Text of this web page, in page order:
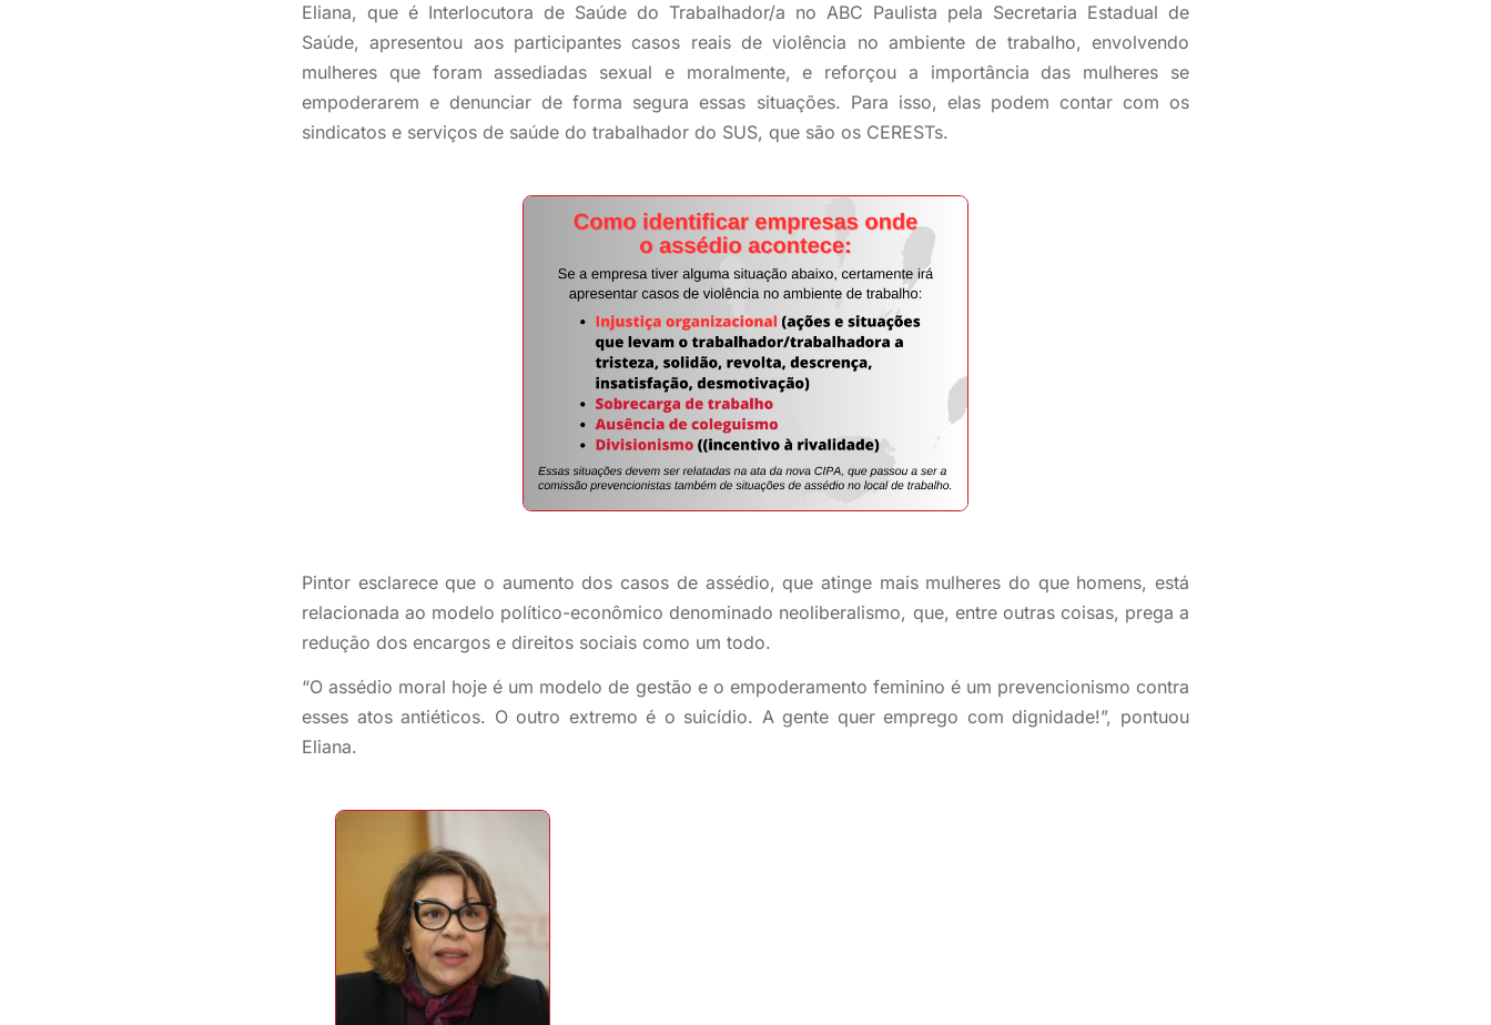
Eliana, que é Interlocutora de Saúde do Trabalhador/a no ABC Paulista pela Secretaria Estadual de
Saúde, apresentou aos participantes casos reais de violência no ambiente de trabalho, envolvendo
mulheres que foram assediadas sexual e moralmente, e reforçou a importância das mulheres se
empoderarem e denunciar de forma segura essas situações. Para isso, elas podem contar com os
sindicatos e serviços de saúde do trabalhador do SUS, que são os CERESTs.
Pintor esclarece que o aumento dos casos de assédio, que atinge mais mulheres do que homens, está
relacionada ao modelo político-econômico denominado neoliberalismo, que, entre outras coisas, prega a
redução dos encargos e direitos sociais como um todo.
“O assédio moral hoje é um modelo de gestão e o empoderamento feminino é um prevencionismo contra
esses atos antiéticos. O outro extremo é o suicídio. A gente quer emprego com dignidade!”, pontuou
Eliana.